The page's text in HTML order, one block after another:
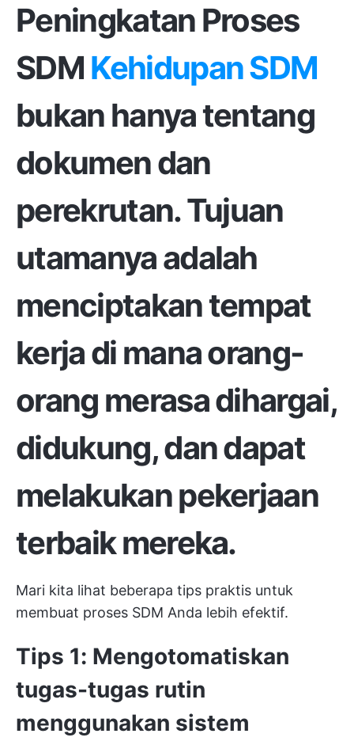
Peningkatan Proses
SDM Kehidupan SDM
bukan hanya tentang
dokumen dan
perekrutan. Tujuan
utamanya adalah
menciptakan tempat
kerja di mana orang-
orang merasa dihargai,
didukung, dan dapat
melakukan pekerjaan
terbaik mereka.
Mari kita lihat beberapa tips praktis untuk
membuat proses SDM Anda lebih efektif.
Tips 1: Mengotomatiskan
tugas-tugas rutin
menggunakan sistem